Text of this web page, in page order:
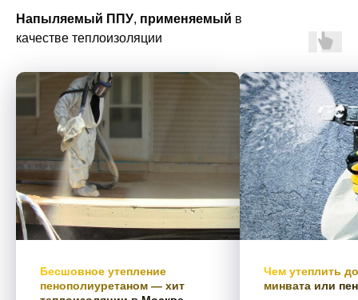
Напыляемый ППУ, применяемый в
качестве теплоизоляции
Бесшовное утепление
пенополиуретаном — хит
Чем утеплить
минвата или